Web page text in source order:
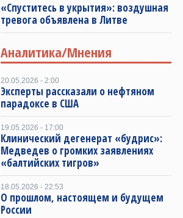
«Спуститесь в укрытия»: воздушная
тревога объявлена в Литве
Аналитика/Мнения
20.05.2026 - 2:00
Эксперты рассказали о нефтяном
парадоксе в США
19.05.2026 - 17:00
Клинический дегенерат «будрис»:
Медведев о громких заявлениях
«балтийских тигров»
18.05.2026 - 22:53
О прошлом, настоящем и будущем
России